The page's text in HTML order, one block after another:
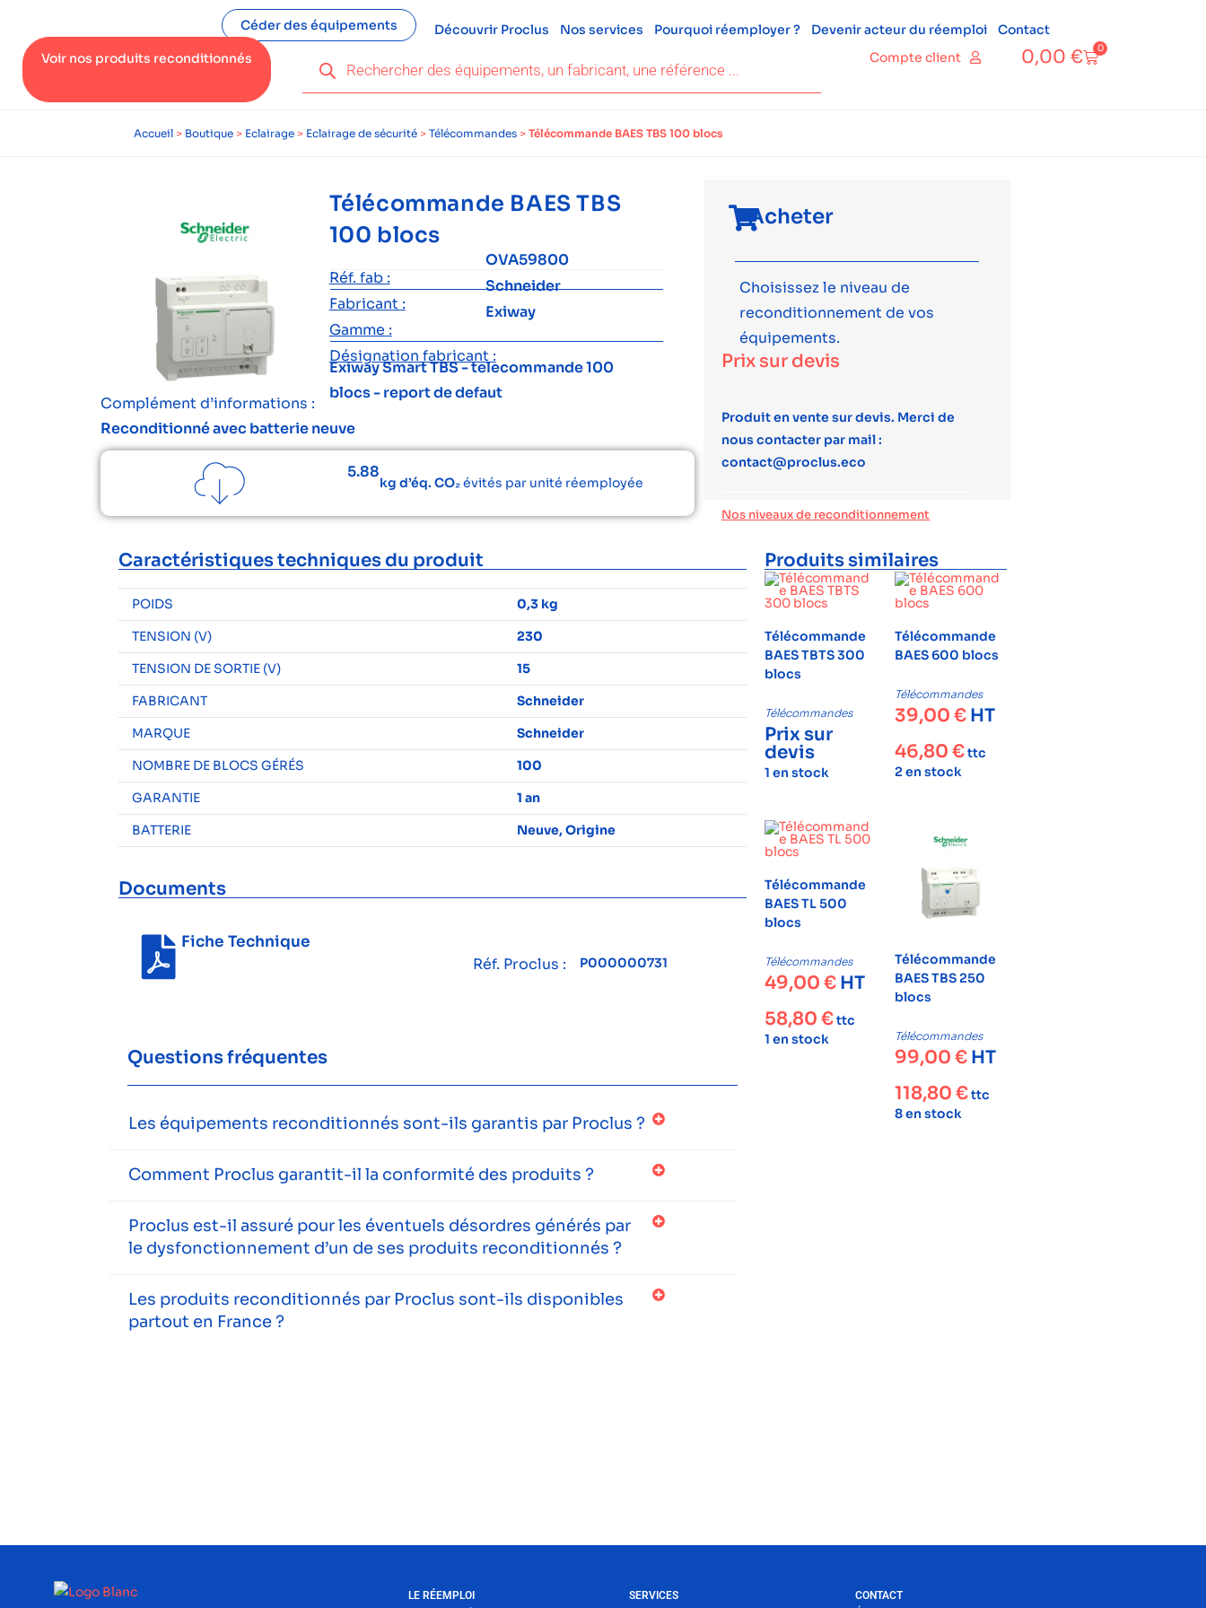
Céder des équipements Découvrir Proclus Nos services Pourquoi réemployer ? Devenir acteur du réemploi
Contact
Voir nos produits reconditionnés
Compte client 0,00 € 0
Accueil > Boutique > Eclairage > Eclairage de sécurité > Télécommandes > Télécommande BAES TBS 100 blocs
Télécommande BAES TBS
100 blocs
Réf. fab :
OVA59800
Fabricant :
Schneider
Gamme :
Exiway
Désignation fabricant :
Exiway Smart TBS - telecommande 100
blocs - report de defaut
Complément d’informations :
Reconditionné avec batterie neuve
5.88
kg d’éq. CO₂évités par unité réemployée
Acheter
Choisissez le niveau de
reconditionnement de vos
équipements.
Prix sur devis
Produit en vente sur devis. Merci de
nous contacter par mail :
contact@proclus.eco
Nos niveaux de reconditionnement
Caractéristiques techniques du produit
POIDS
0,3 kg
TENSION (V)
230
TENSION DE SORTIE (V)
15
FABRICANT
Schneider
MARQUE
Schneider
NOMBRE DE BLOCS GÉRÉS
100
GARANTIE
1 an
BATTERIE
Neuve, Origine
Documents
Fiche Technique
Réf. Proclus :
P000000731
Questions fréquentes
Les équipements reconditionnés sont-ils garantis par Proclus ?
Comment Proclus garantit-il la conformité des produits ?
Proclus est-il assuré pour les éventuels désordres générés par
le dysfonctionnement d’un de ses produits reconditionnés ?
Les produits reconditionnés par Proclus sont-ils disponibles
partout en France ?
Produits similaires
Télécommande
BAES TBTS 300
blocs
Télécommandes
Prix sur
devis
1 en stock
Télécommande
BAES 600 blocs
Télécommandes
39,00 € HT
46,80 €ttc
2 en stock
Télécommande
BAES TL 500
blocs
Télécommandes
49,00 € HT
58,80 €ttc
1 en stock
Télécommande
BAES TBS 250
blocs
Télécommandes
99,00 € HT
118,80 €ttc
8 en stock
LE RÉEMPLOI SERVICES CONTACT